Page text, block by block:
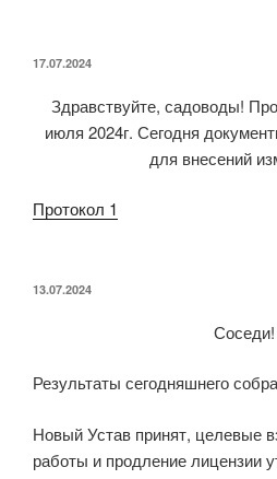
ОПУБЛИКОВАНО
17.07.2024
Здравствуйте, садоводы!
июля 2024г. Сегодня
для внесений
Протокол 1
ОПУБЛИКОВАНО
13.07.2024
Соседи!
Результаты сегодняшнего
Новый Устав принят, целевые
работы и продление лицензии